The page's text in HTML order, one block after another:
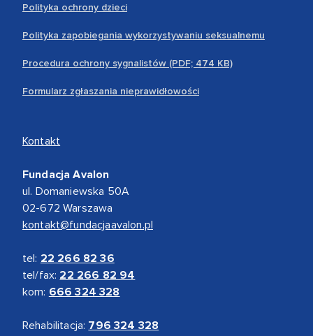
Polityka ochrony dzieci
Polityka zapobiegania wykorzystywaniu seksualnemu
Procedura ochrony sygnalistów (PDF; 474 KB)
Formularz zgłaszania nieprawidłowości
Kontakt
Fundacja Avalon
ul. Domaniewska 50A
02-672 Warszawa
kontakt@fundacjaavalon.pl
tel: 22 266 82 36
tel/fax: 22 266 82 94
kom: 666 324 328
Rehabilitacja: 796 324 328